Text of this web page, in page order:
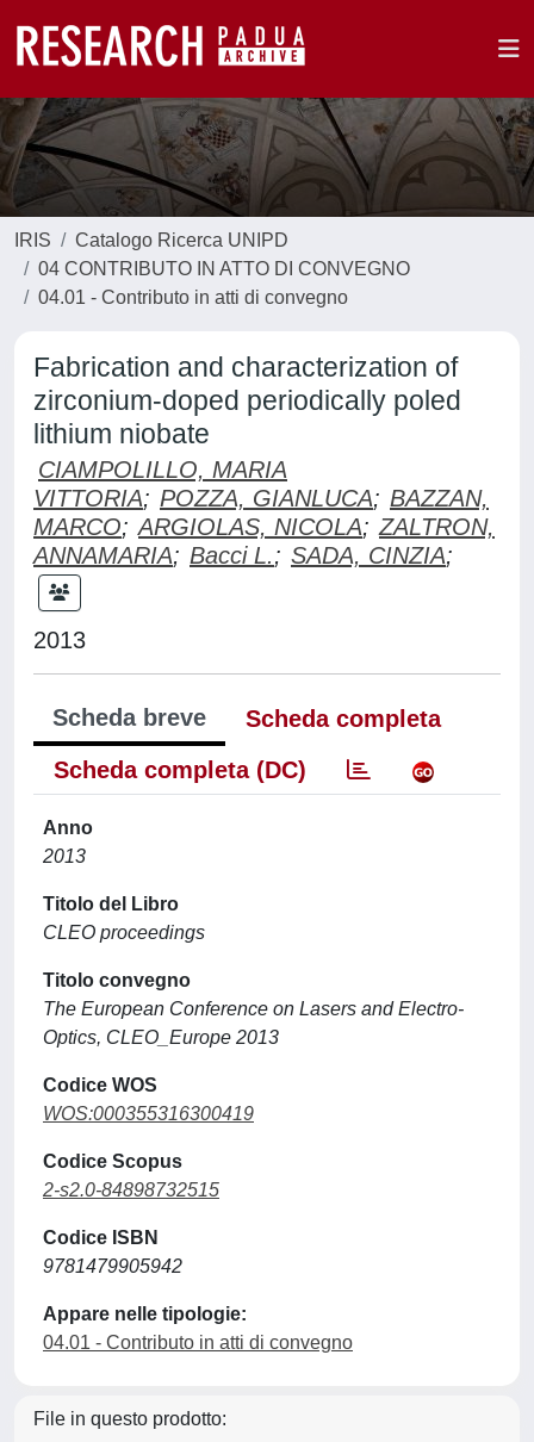
IRIS
Catalogo Ricerca UNIPD
04 CONTRIBUTO IN ATTO DI CONVEGNO
04.01 - Contributo in atti di convegno
Fabrication and characterization of
zirconium-doped periodically poled
lithium niobate
CIAMPOLILLO, MARIA
VITTORIA; POZZA, GIANLUCA; BAZZAN,
MARCO; ARGIOLAS, NICOLA; ZALTRON,
ANNAMARIA; Bacci L.; SADA, CINZIA;
2013
Scheda breve
Scheda completa
Scheda completa (DC)
Anno
2013
Titolo del Libro
CLEO proceedings
Titolo convegno
The European Conference on Lasers and Electro-
Optics, CLEO_Europe 2013
Codice WOS
WOS:000355316300419
Codice Scopus
2-s2.0-84898732515
Codice ISBN
9781479905942
Appare nelle tipologie:
04.01 - Contributo in atti di convegno
File in questo prodotto: